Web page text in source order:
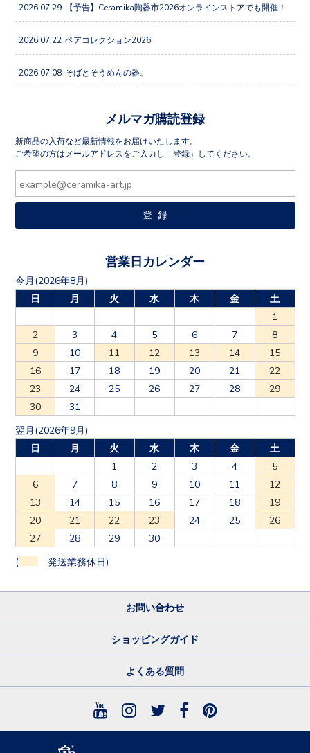
2026.07.29 【予告】Ceramika陶器市2026オンラインストアでも開催！
2026.07.22 ペアコレクション2026
2026.07.08 そばとそうめんの器。
メルマガ購読登録
新商品の入荷など最新情報をお届けいたします。
ご希望の方はメールアドレスをご入力し「登録」してください。
営業日カレンダー
今月(2026年8月)
日
月 火 水 木 金
土
1
2
3 4 5 6 7
8
9
10 11 12 13 14
15
16
17 18 19 20 21
22
23
24 25 26 27 28
29
30
31
翌月(2026年9月)
日
月 火 水 木 金
土
1
2 3 4
5
6
7 8 9 10 11
12
13
14 15 16 17 18
19
20
21 22 23 24 25
26
27
28 29 30
( 発送業務休日)
お問い合わせ
ショッピングガイド
よくある質問